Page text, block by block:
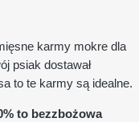
karmy mokre dla
psiak dostawał
to te karmy są idealne.
to bezzbożowa